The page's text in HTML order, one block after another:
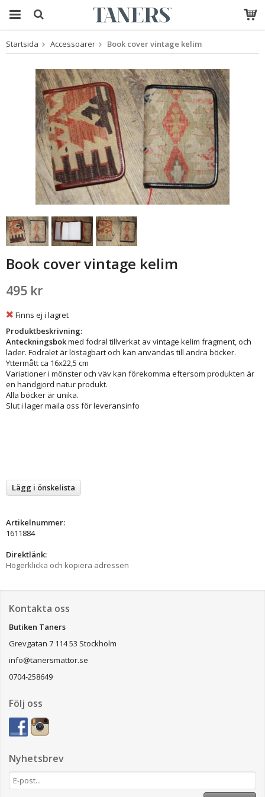
Produkten har blivit
tillagd i varukorgen
Startsida Accessoarer Book cover vintage kelim
Book cover vintage kelim
495 kr
Finns ej i lagret
Produktbeskrivning:
Anteckningsbokmed fodral tillverkat av vintage kelim fragment, och
läder. Fodralet är löstagbart och kan användas till andra böcker.
Yttermått ca 16x22,5 cm
Variationer i mönster och väv kan förekomma eftersom produkten är
en handgjord natur produkt.
Alla böcker är unika.
Slut i lager maila oss för leveransinfo
Lägg i önskelista
Artikelnummer:
1611884
Direktlänk:
Högerklicka och kopiera adressen
Kontakta oss
Butiken Taners
Grevgatan 7 114 53 Stockholm
info@tanersmattor.se
0704-258649
Följ oss
Nyhetsbrev